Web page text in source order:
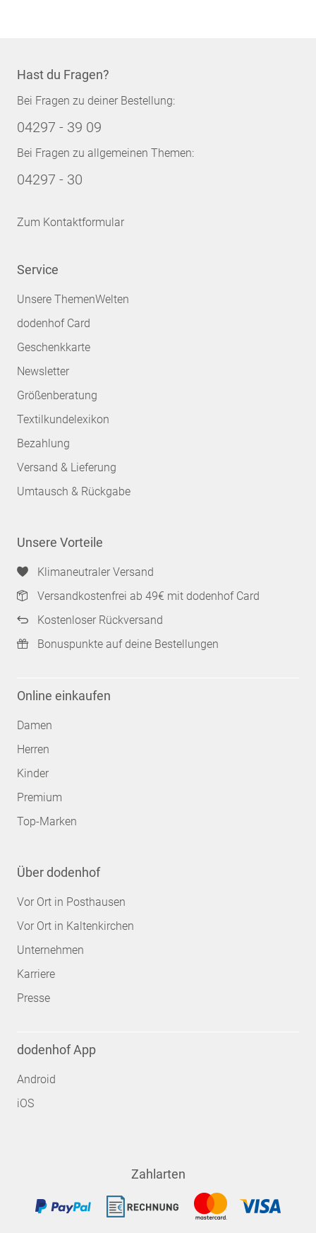
Hast du Fragen?
Bei Fragen zu deiner Bestellung:
04297 - 39 09
Bei Fragen zu allgemeinen Themen:
04297 - 30
Zum Kontaktformular
Service
Unsere ThemenWelten
dodenhof Card
Geschenkkarte
Newsletter
Größenberatung
Textilkundelexikon
Bezahlung
Versand & Lieferung
Umtausch & Rückgabe
Unsere Vorteile
Klimaneutraler Versand
Versandkostenfrei ab 49€ mit dodenhof Card
Kostenloser Rückversand
Bonuspunkte auf deine Bestellungen
Online einkaufen
Damen
Herren
Kinder
Premium
Top-Marken
Über dodenhof
Vor Ort in Posthausen
Vor Ort in Kaltenkirchen
Unternehmen
Karriere
Presse
dodenhof App
Android
iOS
Zahlarten